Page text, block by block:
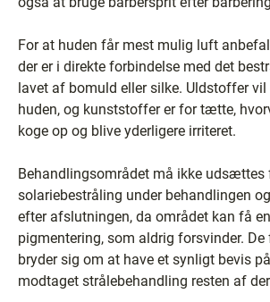
For at huden får mest mulig luft
der er i direkte forbindelse med det
lavet af bomuld eller silke. Uldstoffer
huden, og kunststoffer er for tætte,
koge op og blive yderligere irriteret.
Behandlingsområdet må ikke udsættes
solariebestråling under behandlingen
efter afslutningen, da området kan få
pigmentering, som aldrig forsvinder.
bryder sig om at have et synligt bevis
modtaget strålebehandling resten af